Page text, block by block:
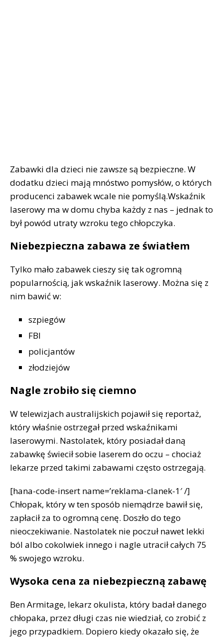
Zabawki dla dzieci nie zawsze są bezpieczne. W
dodatku dzieci mają mnóstwo pomysłów, o których
producenci zabawek wcale nie pomyślą.Wskaźnik
laserowy ma w domu chyba każdy z nas – jednak to
był powód utraty wzroku tego chłopczyka.
Niebezpieczna zabawa ze światłem
Tylko mało zabawek cieszy się tak ogromną
popularnością, jak wskaźnik laserowy. Można się z
nim bawić w:
szpiegów
FBI
policjantów
złodziejów
Nagle zrobiło się ciemno
W telewizjach australijskich pojawił się reportaż,
który właśnie ostrzegał przed wskaźnikami
laserowymi. Nastolatek, który posiadał daną
zabawkę świecił sobie laserem do oczu – chociaż
lekarze przed takimi zabawami często ostrzegają.
[hana-code-insert name=’reklama-clanek-1′ /]
Chłopak, który w ten sposób niemądrze bawił się,
zapłacił za to ogromną cenę. Doszło do tego
nieoczekiwanie. Nastolatek nie poczuł nawet lekki
ból albo cokolwiek innego i nagle utracił całych 75
% swojego wzroku.
Wysoka cena za niebezpieczną zabawę
Ben Armitage, lekarz okulista, który badał danego
chłopaka, przez długi czas nie wiedział, co zrobić z
jego przypadkiem. Dopiero kiedy okazało się, że